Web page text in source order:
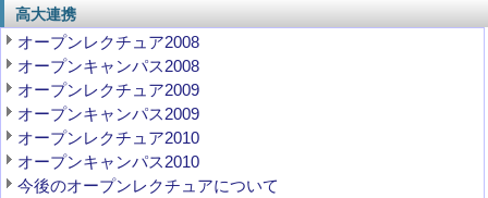
高大連携
オープンレクチュア2008
オープンキャンパス2008
オープンレクチュア2009
オープンキャンパス2009
オープンレクチュア2010
オープンキャンパス2010
今後のオープンレクチュアについて